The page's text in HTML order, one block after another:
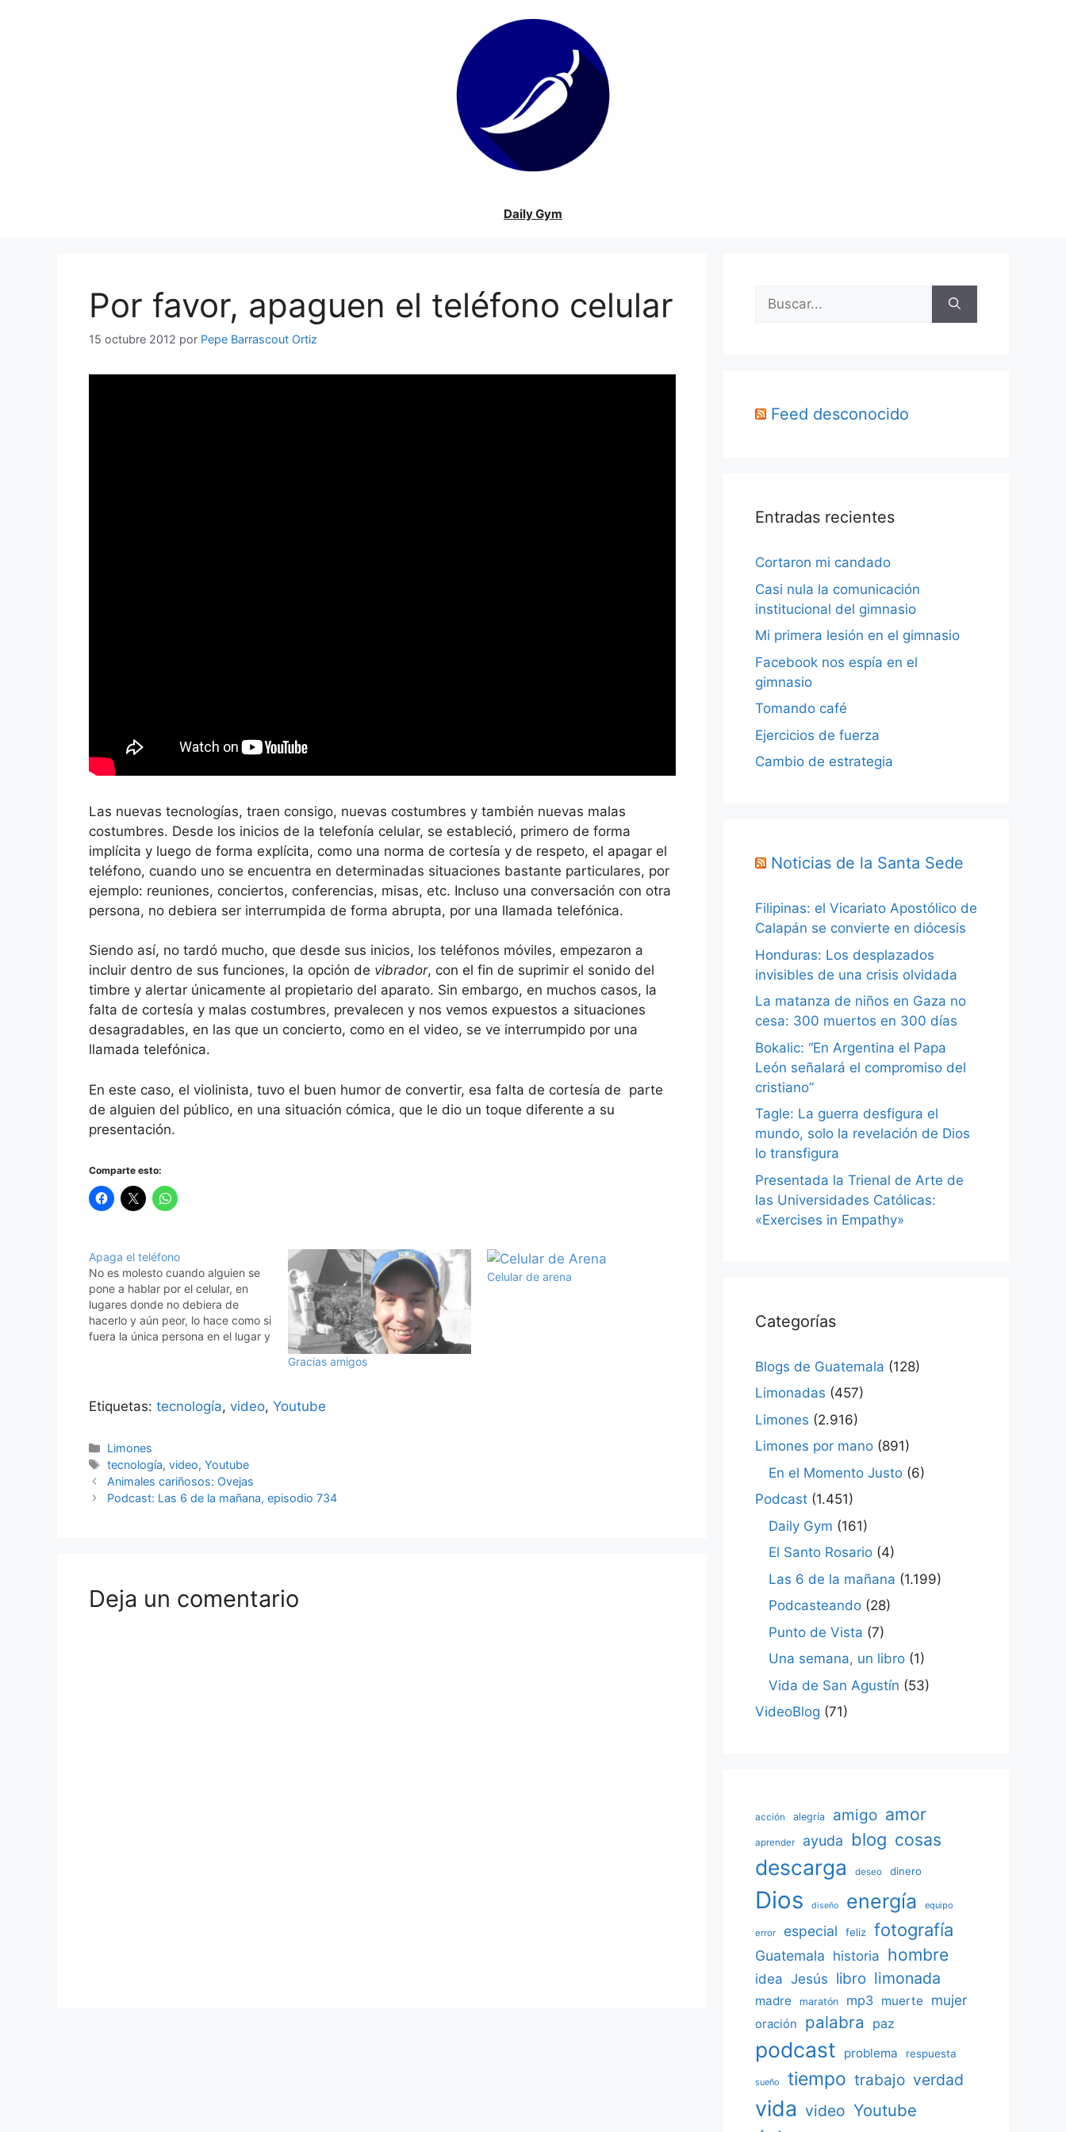
Daily Gym
Por favor, apaguen el teléfono celular
15 octubre 2012 por Pepe Barrascout Ortiz
Las nuevas tecnologías, traen consigo, nuevas costumbres y también nuevas malas
costumbres. Desde los inicios de la telefonía celular, se estableció, primero de forma
implícita y luego de forma explícita, como una norma de cortesía y de respeto, el apagar el
teléfono, cuando uno se encuentra en determinadas situaciones bastante particulares, por
ejemplo: reuniones, conciertos, conferencias, misas, etc. Incluso una conversación con otra
persona, no debiera ser interrumpida de forma abrupta, por una llamada telefónica.
Siendo así, no tardó mucho, que desde sus inicios, los teléfonos móviles, empezaron a
incluir dentro de sus funciones, la opción de vibrador, con el fin de suprimir el sonido del
timbre y alertar únicamente al propietario del aparato. Sin embargo, en muchos casos, la
falta de cortesía y malas costumbres, prevalecen y nos vemos expuestos a situaciones
desagradables, en las que un concierto, como en el video, se ve interrumpido por una
llamada telefónica.
En este caso, el violinista, tuvo el buen humor de convertir, esa falta de cortesía de parte
de alguien del público, en una situación cómica, que le dio un toque diferente a su
presentación.
Comparte esto:
Apaga el teléfono
No es molesto cuando alguien se
pone a hablar por el celular, en
lugares donde no debiera de
hacerlo y aún peor, lo hace como si
fuera la única persona en el lugar y
Gracias amigos
Celular de arena
Etiquetas: tecnología, video, Youtube
Categorías
Limones
Etiquetas
tecnología,video,Youtube
Animales cariñosos: Ovejas
Podcast: Las 6 de la mañana, episodio 734
Deja un comentario
Buscar:
Feed desconocido
Entradas recientes
Cortaron mi candado
Casi nula la comunicación
institucional del gimnasio
Mi primera lesión en el gimnasio
Facebook nos espía en el
gimnasio
Tomando café
Ejercicios de fuerza
Cambio de estrategia
Noticias de la Santa Sede
Filipinas: el Vicariato Apostólico de
Calapán se convierte en diócesis
Honduras: Los desplazados
invisibles de una crisis olvidada
La matanza de niños en Gaza no
cesa: 300 muertos en 300 días
Bokalic: “En Argentina el Papa
León señalará el compromiso del
cristiano”
Tagle: La guerra desfigura el
mundo, solo la revelación de Dios
lo transfigura
Presentada la Trienal de Arte de
las Universidades Católicas:
«Exercises in Empathy»
Categorías
Blogs de Guatemala (128)
Limonadas (457)
Limones (2.916)
Limones por mano (891)
En el Momento Justo (6)
Podcast (1.451)
Daily Gym (161)
El Santo Rosario (4)
Las 6 de la mañana (1.199)
Podcasteando (28)
Punto de Vista (7)
Una semana, un libro (1)
Vida de San Agustín (53)
VideoBlog (71)
acción alegría amigo amor
aprender ayuda blog cosas
descarga deseo dinero
Dios diseño energía equipo
error especial feliz fotografía
Guatemala historia hombre
idea Jesús libro limonada
madre maratón mp3 muerte mujer
oración palabra paz
podcast problema respuesta
sueño tiempo trabajo verdad
vida video Youtube